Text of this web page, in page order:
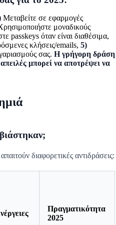
Μεταβείτε σε εφαρμογές
μοναδικούς
passkeys όταν είναι διαθέσιμα,
κλήσεις/emails, 5)
σας. Η γρήγορη δράση
μπορεί να αποτρέψει να
διαφορετικές αντιδράσεις:
Πραγματικότητα
2025